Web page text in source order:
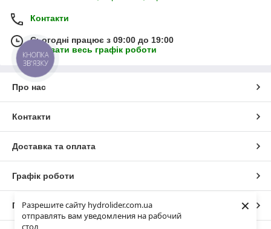
Разрешите сайту hydrolider.com.ua
отправлять вам уведомления на рабочий
стол
×
Контакти
Сьогодні працює з 09:00 до 19:00
Показати весь графік роботи
Про нас
Контакти
Доставка та оплата
Графік роботи
Повна версія сайту
КНОПКА
ЗВ'ЯЗКУ